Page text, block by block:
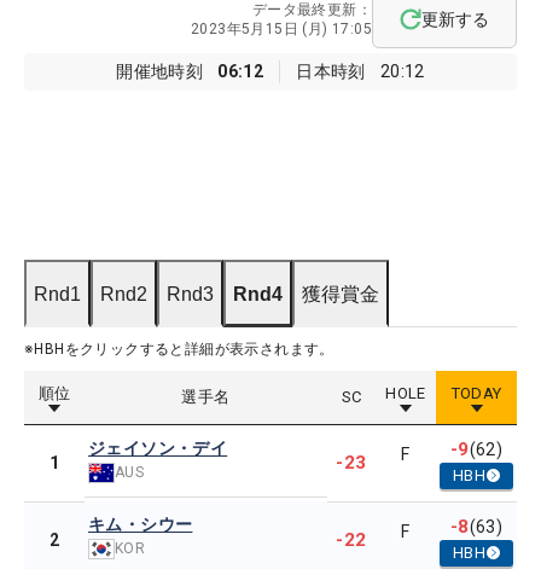
開催地時刻 06:12 日本時刻 20:12
データ最終更新：
2023年5月15日 (月) 17:05
更新する
Rnd1 Rnd2 Rnd3 Rnd4 獲得賞金
※HBHをクリックすると詳細が表示されます。
順位 選手名 SC HOLE TODAY
1
ジェイソン・デイ
AUS -23 F -9(62)
HBH
2
キム・シウー
KOR -22 F -8(63)
HBH